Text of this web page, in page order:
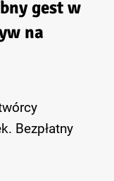
gest w
na
Bezpłatny